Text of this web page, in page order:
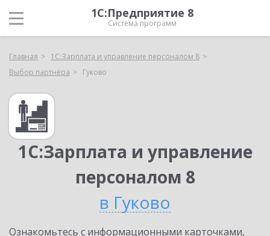
1С:Предприятие 8
Система программ
Главная
1С:Зарплата и управление персоналом 8
Выбор партнёра
Гуково
1С:Зарплата и управление
персоналом 8
в Гуково
Ознакомьтесь с информационными карточками,